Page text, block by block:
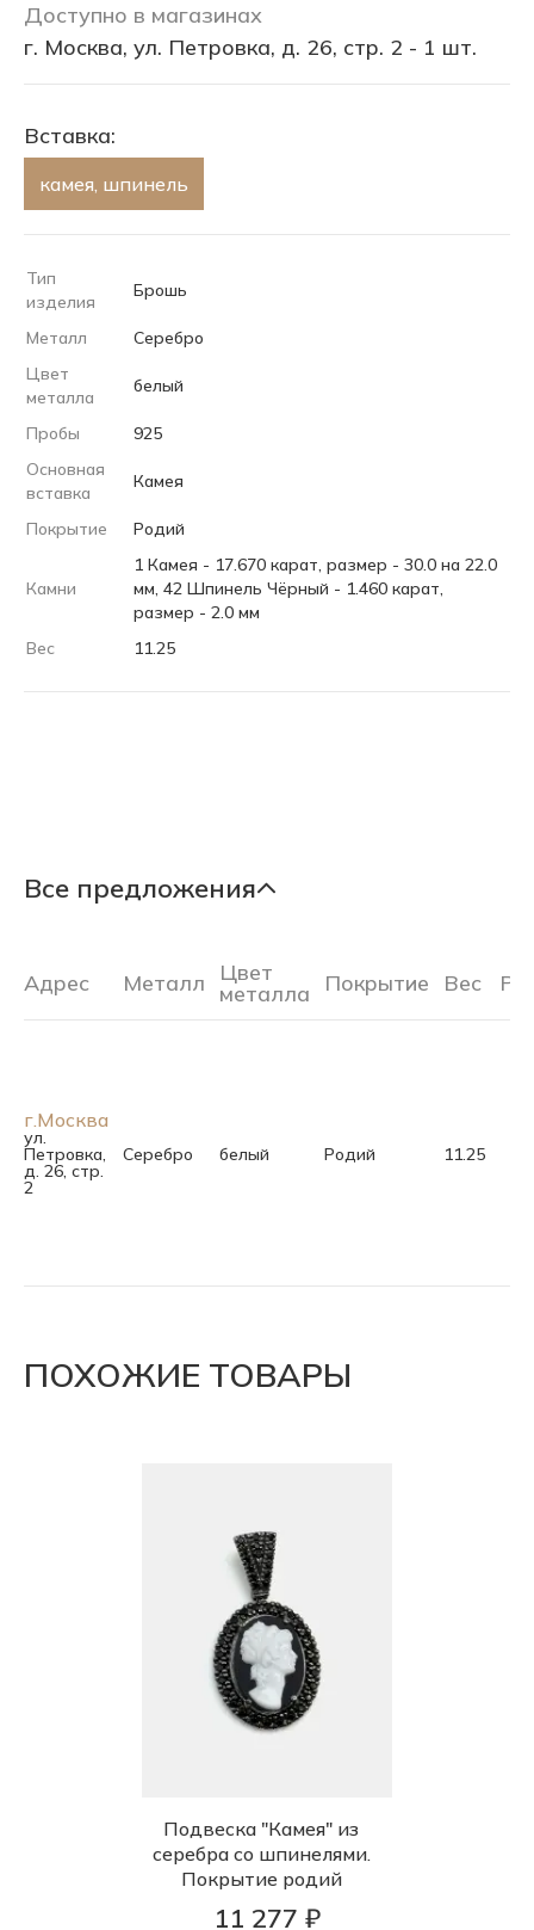
Доступно в магазинах
г. Москва, ул. Петровка, д. 26, стр. 2 - 1 шт.
Вставка:
камея, шпинель
Тип
изделия
Брошь
Металл
Серебро
Цвет
металла
белый
Пробы
925
Основная
вставка
Камея
Покрытие Родий
Камни
1 Камея - 17.670 карат, размер - 30.0 на 22.0
мм, 42 Шпинель Чёрный - 1.460 карат,
размер - 2.0 мм
Вес
11.25
Все предложения
Адрес Металл Цвет
металла Покрытие Вес
г.Москва
ул.
Петровка,
д. 26, стр.
2
Серебро белый Родий 11.25
ПОХОЖИЕ ТОВАРЫ
Подвеска "Камея" из
серебра со шпинелями.
Покрытие родий
11 277 ₽